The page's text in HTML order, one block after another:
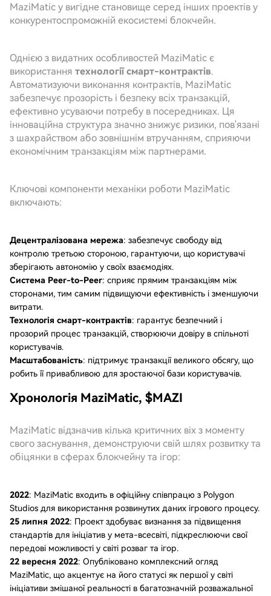
MaziMatic у вигідне становище серед інших проектів у
конкурентоспроможній екосистемі блокчейн.
Однією з видатних особливостей MaziMatic є
використання технології смарт-контрактів.
Автоматизуючи виконання контрактів, MaziMatic
забезпечує прозорість і безпеку всіх транзакцій,
ефективно усуваючи потребу в посередниках. Ця
інноваційна структура значно знижує ризики, пов'язані
з шахрайством або зовнішнім втручанням, сприяючи
економічним транзакціям між партнерами.
Ключові компоненти механіки роботи MaziMatic
включають:
Децентралізована мережа: забезпечує свободу від
контролю третьою стороною, гарантуючи, що користувачі
зберігають автономію у своїх взаємодіях.
Система Peer-to-Peer: сприяє прямим транзакціям між
сторонами, тим самим підвищуючи ефективність і зменшуючи
витрати.
Технологія смарт-контрактів: гарантує безпечний і
прозорий процес транзакцій, створюючи довіру в спільноті
користувачів.
Масштабованість: підтримує транзакції великого обсягу, що
робить її привабливою для зростаючої бази користувачів.
Хронологія MaziMatic, $MAZI
MaziMatic відзначив кілька критичних віх з моменту
свого заснування, демонструючи свій шлях розвитку та
обіцянки в сферах блокчейну та ігор:
2022: MaziMatic входить в офіційну співпрацю з Polygon
Studios для використання розвинутих даних ігрового процесу.
25 липня 2022: Проект здобуває визнання за підвищення
стандартів для ініціатив у мета-всесвіті, підкреслюючи свої
передові можливості у світі розваг та ігор.
22 вересня 2022: Опубліковано комплексний огляд
MaziMatic, що акцентує на його статусі як першої у світі
ініціативи змішаної реальності в багатозначній розважальної